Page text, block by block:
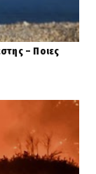
– Ποιες